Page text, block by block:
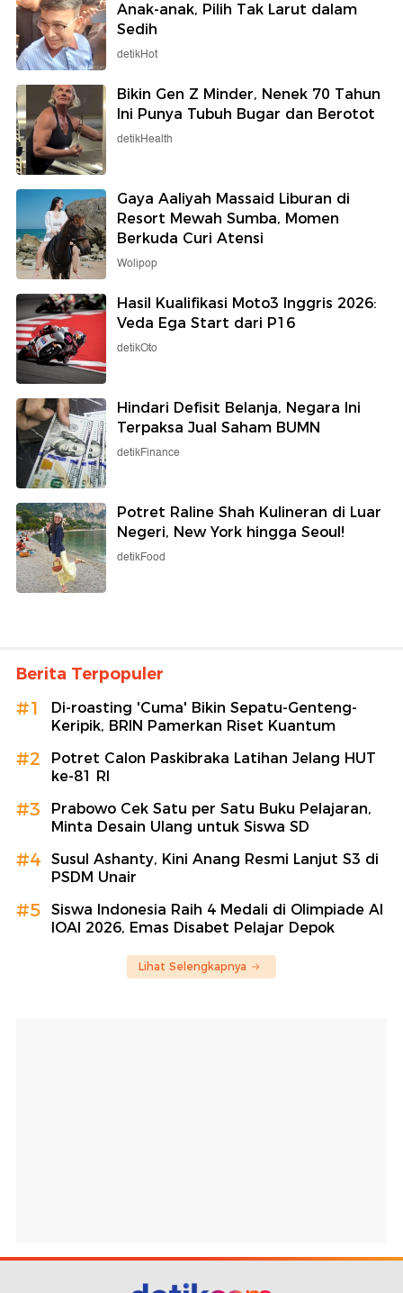
Anak-anak, Pilih Tak Larut dalam
Sedih
detikHot
Bikin Gen Z Minder, Nenek 70 Tahun
Ini Punya Tubuh Bugar dan Berotot
detikHealth
Gaya Aaliyah Massaid Liburan di
Resort Mewah Sumba, Momen
Berkuda Curi Atensi
Wolipop
Hasil Kualifikasi Moto3 Inggris 2026:
Veda Ega Start dari P16
detikOto
Hindari Defisit Belanja, Negara Ini
Terpaksa Jual Saham BUMN
detikFinance
Potret Raline Shah Kulineran di Luar
Negeri, New York hingga Seoul!
detikFood
Berita Terpopuler
#1
Di-roasting 'Cuma' Bikin Sepatu-Genteng-
Keripik, BRIN Pamerkan Riset Kuantum
#2
Potret Calon Paskibraka Latihan Jelang HUT
ke-81 RI
#3
Prabowo Cek Satu per Satu Buku Pelajaran,
Minta Desain Ulang untuk Siswa SD
#4
Susul Ashanty, Kini Anang Resmi Lanjut S3 di
PSDM Unair
#5
Siswa Indonesia Raih 4 Medali di Olimpiade AI
IOAI 2026, Emas Disabet Pelajar Depok
Lihat Selengkapnya